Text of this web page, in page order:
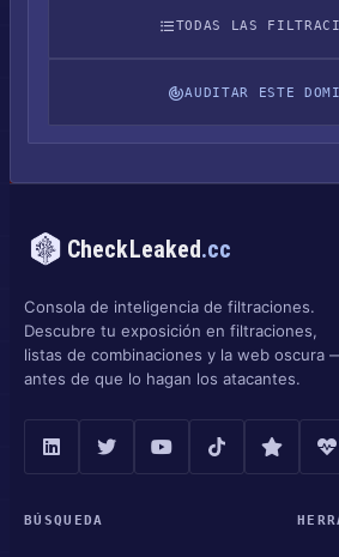
TODAS LAS
AUDITAR ESTE
CheckLeaked.cc
Consola de inteligencia de filtraciones.
Descubre tu exposición en filtraciones,
listas de combinaciones y la web oscura
antes de que lo hagan los atacantes.
BÚSQUEDA